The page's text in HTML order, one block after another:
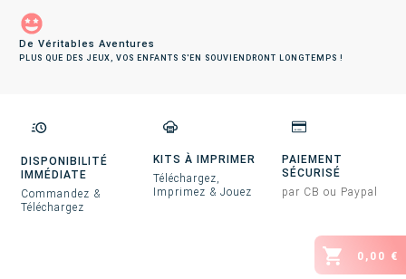
De Véritables Aventures
PLUS QUE DES JEUX, VOS ENFANTS S'EN SOUVIENDRONT LONGTEMPS !
DISPONIBILITÉ
IMMÉDIATE
Commandez &
Téléchargez
KITS À IMPRIMER
Téléchargez,
Imprimez & Jouez
PAIEMENT
SÉCURISÉ
par CB ou Paypal
0,00 €